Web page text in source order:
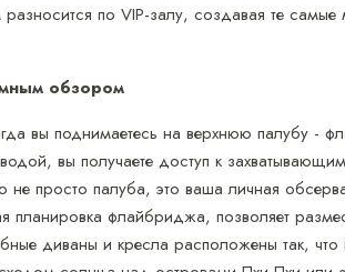
по VIP-залу, создавая те
обзором
вы поднимаетесь на верхнюю палубу -
вы получаете доступ к захватывающим
просто палуба, это ваша личная
флайбриджа, позволяет
диваны и кресла расположены так,